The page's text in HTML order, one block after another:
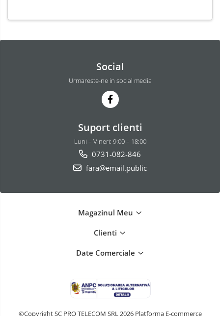
Social
Urmareste-ne in social media
Suport clienti
Luni – Vineri: 9:00 – 18:00
0731-082-846
fara@email.public
Magazinul Meu
Clienti
Date Comerciale
©Copyright SC PRO TELECOM SRL 2026 Platforma E-commerce